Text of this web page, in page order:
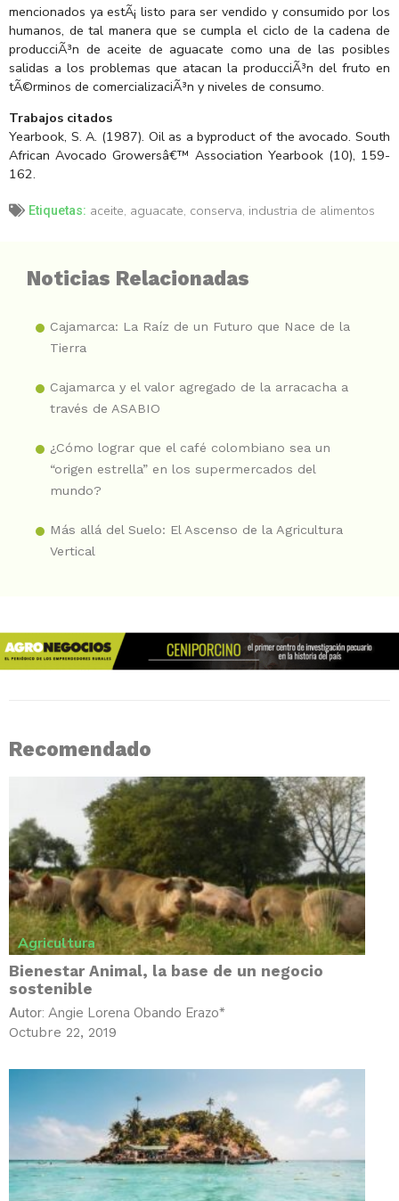
mencionados ya estÃ¡ listo para ser vendido y consumido por los
humanos, de tal manera que se cumpla el ciclo de la cadena de
producciÃ³n de aceite de aguacate como una de las posibles
salidas a los problemas que atacan la producciÃ³n del fruto en
tÃ©rminos de comercializaciÃ³n y niveles de consumo.
Trabajos citados
Yearbook, S. A. (1987). Oil as a byproduct of the avocado. South
African Avocado Growersâ€™ Association Yearbook (10), 159-
162.
Etiquetas: aceite, aguacate, conserva, industria de alimentos
Noticias Relacionadas
Cajamarca: La Raíz de un Futuro que Nace de la
Tierra
Cajamarca y el valor agregado de la arracacha a
través de ASABIO
¿Cómo lograr que el café colombiano sea un
“origen estrella” en los supermercados del
mundo?
Más allá del Suelo: El Ascenso de la Agricultura
Vertical
Recomendado
Agricultura
Bienestar Animal, la base de un negocio
sostenible
Autor: Angie Lorena Obando Erazo*
Octubre 22, 2019